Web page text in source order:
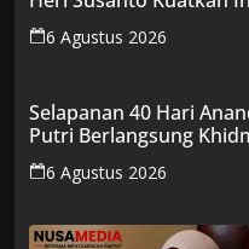
Bersih
6 Agustus 2026
Selapanan 40 Hari
Putri Berlangsung
6 Agustus 2026